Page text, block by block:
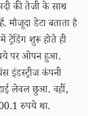
की तेजी के साथ
मौजूदा डेटा बताता है
शुरू होते ही
पर ओपन हुआ.
इंडस्ट्रीज कंपनी
लेवल छुआ. वहीं,
रुपये था.